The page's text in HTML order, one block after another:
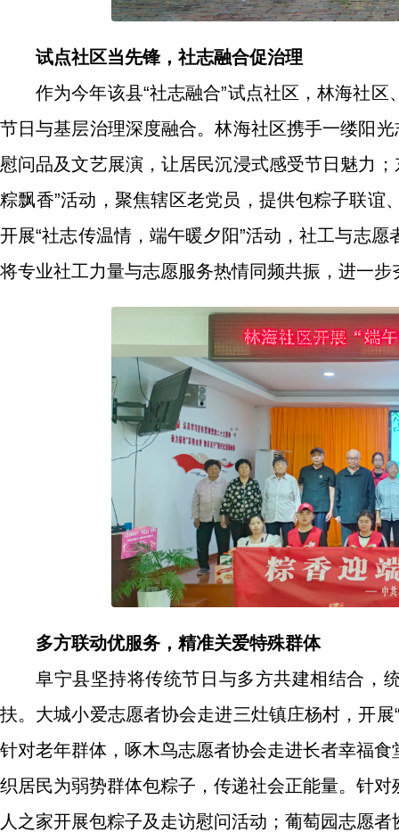
试点社区当先锋，社志融合促治理
作为今年该县“社志融合”试点社区，林海社
节日与基层治理深度融合。林海社区携手一缕阳
慰问品及文艺展演，让居民沉浸式感受节日魅力
粽飘香”活动，聚焦辖区老党员，提供包粽子联
开展“社志传温情，端午暖夕阳”活动，社工与志
将专业社工力量与志愿服务热情同频共振，进一
多方联动优服务，精准关爱特殊群体
阜宁县坚持将传统节日与多方共建相结合，
扶。大城小爱志愿者协会走进三灶镇庄杨村，开
针对老年群体，啄木鸟志愿者协会走进长者幸福
织居民为弱势群体包粽子，传递社会正能量。针
人之家开展包粽子及走访慰问活动；葡萄园志愿